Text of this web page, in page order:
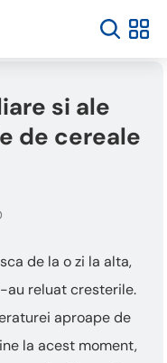
si ale
de cereale
de la o zi la alta,
au reluat cresterile.
aproape de
la acest moment,